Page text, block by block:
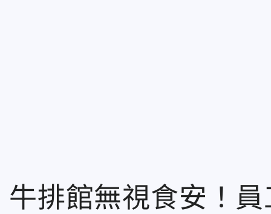
牛排館無視食安！